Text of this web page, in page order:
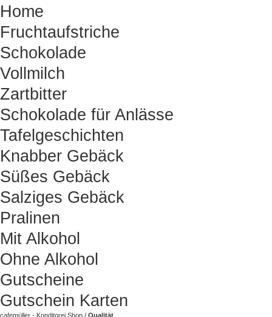
Home
Fruchtaufstriche
Schokolade
Vollmilch
Zartbitter
Schokolade für Anlässe
Tafelgeschichten
Knabber Gebäck
Süßes Gebäck
Salziges Gebäck
Pralinen
Mit Alkohol
Ohne Alkohol
Gutscheine
Gutschein Karten
cafemüller - Konditorei Shop / Qualität